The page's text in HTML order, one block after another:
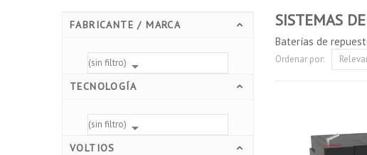
FABRICANTE / MARCA
(sin filtro) 
TECNOLOGÍA
(sin filtro) 
VOLTIOS
SISTEMAS
Baterías de
Ordenar por: